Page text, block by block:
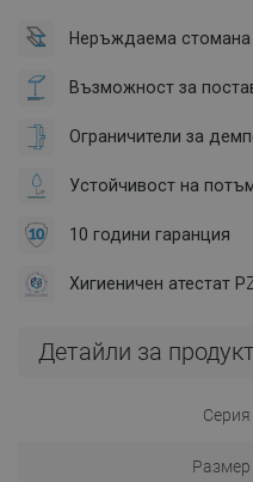
Неръждаема стомана
Възможност за
Ограничители за
Устойчивост на
10 години гаранция
Хигиеничен атестат
Детайли за
Серия
Размер